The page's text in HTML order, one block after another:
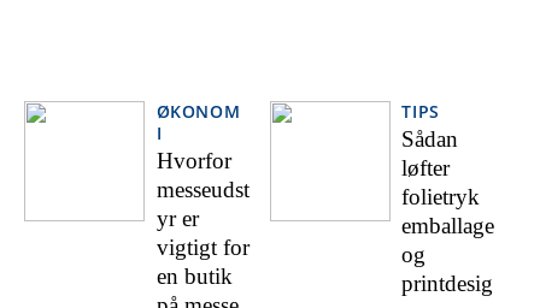
ØKONOM
I
Hvorfor
messeudst
yr er
vigtigt for
en butik
TIPS
Sådan
løfter
folietryk
emballage
og
printdesig